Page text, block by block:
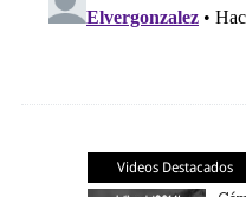
Videos Destacados